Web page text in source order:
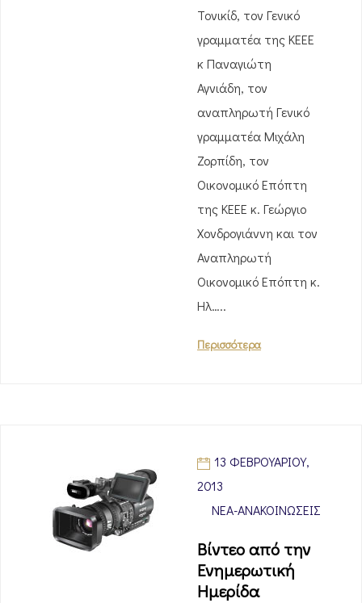
Τονικίδ, τον Γενικό
γραμματέα της ΚΕΕΕ
κ Παναγιώτη
Αγνιάδη, τον
αναπληρωτή Γενικό
γραμματέα Μιχάλη
Ζορπίδη, τον
Οικονομικό Επόπτη
της ΚΕΕΕ κ. Γεώργιο
Χονδρογιάννη και τον
Αναπληρωτή
Οικονομικό Επόπτη κ.
Ηλ…..
Περισσότερα
13 ΦΕΒΡΟΥΑΡΊΟΥ,
2013
ΝΈΑ-ΑΝΑΚΟΙΝΏΣΕΙΣ
Βίντεο από την
Ενημερωτική
Ημερίδα